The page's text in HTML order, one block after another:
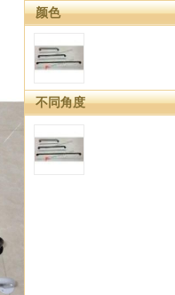
颜色
不同角度